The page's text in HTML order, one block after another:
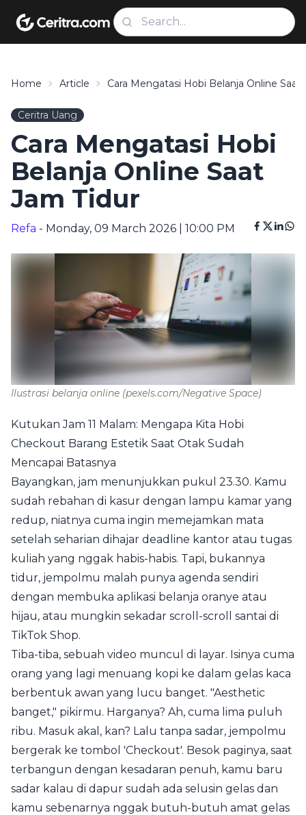
Home Article Cara Mengatasi Hobi Belanja Online Saat
Ceritra Uang
Cara Mengatasi Hobi
Belanja Online Saat
Jam Tidur
Refa - Monday, 09 March 2026 | 10:00 PM
Ilustrasi belanja online (pexels.com/Negative Space)
Kutukan Jam 11 Malam: Mengapa Kita Hobi
Checkout Barang Estetik Saat Otak Sudah
Mencapai Batasnya
Bayangkan, jam menunjukkan pukul 23.30. Kamu
sudah rebahan di kasur dengan lampu kamar yang
redup, niatnya cuma ingin memejamkan mata
setelah seharian dihajar deadline kantor atau tugas
kuliah yang nggak habis-habis. Tapi, bukannya
tidur, jempolmu malah punya agenda sendiri
dengan membuka aplikasi belanja oranye atau
hijau, atau mungkin sekadar scroll-scroll santai di
TikTok Shop.
Tiba-tiba, sebuah video muncul di layar. Isinya cuma
orang yang lagi menuang kopi ke dalam gelas kaca
berbentuk awan yang lucu banget. "Aesthetic
banget," pikirmu. Harganya? Ah, cuma lima puluh
ribu. Masuk akal, kan? Lalu tanpa sadar, jempolmu
bergerak ke tombol 'Checkout'. Besok paginya, saat
terbangun dengan kesadaran penuh, kamu baru
sadar kalau di dapur sudah ada selusin gelas dan
kamu sebenarnya nggak butuh-butuh amat gelas